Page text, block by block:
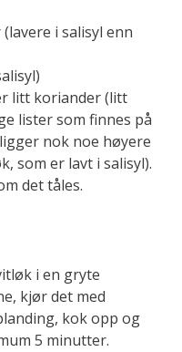
i salisyl enn
litt koriander (litt
lister som finnes på
nok noe høyere
som er lavt i salisyl).
det tåles.
i en gryte
kjør det med
kok opp og
5 minutter.